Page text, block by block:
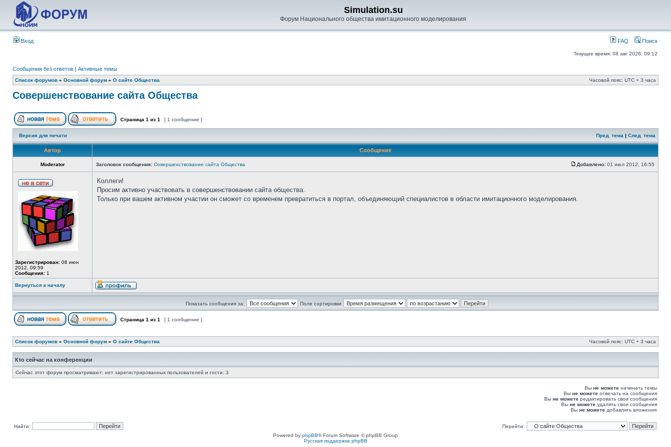
Simulation.su
Форум Национального общества имитационного моделирования
Вход FAQ Поиск
Текущее время: 08 авг 2026, 09:12
Сообщения без ответов | Активные темы
Список форумов » Основной форум » О сайте Общества Часовой пояс: UTC + 3 часа
Совершенствование сайта Общества
Страница 1 из 1 [ 1 сообщение ]
Версия для печати Пред. тема | След. тема
Автор Сообщение
Moderator Заголовок сообщения: Совершенствование сайта Общества Добавлено: 01 июл 2012, 16:55
Зарегистрирован: 08 июн
2012, 09:59
Сообщения: 1
Коллеги!
Просим активно участвовать в совершенствовании сайта общества.
Только при вашем активном участии он сможет со временем превратиться в портал, объединяющий специалистов в области имитационного моделирования.
Вернуться к началу
Показать сообщения за: Поле сортировки
Страница 1 из 1 [ 1 сообщение ]
Список форумов » Основной форум » О сайте Общества Часовой пояс: UTC + 3 часа
Кто сейчас на конференции
Сейчас этот форум просматривают: нет зарегистрированных пользователей и гости: 3
Вы не можете начинать темы
Вы не можете отвечать на сообщения
Вы не можете редактировать свои сообщения
Вы не можете удалять свои сообщения
Вы не можете добавлять вложения
Найти:
Перейти:
Powered by phpBB® Forum Software © phpBB Group
Русская поддержка phpBB